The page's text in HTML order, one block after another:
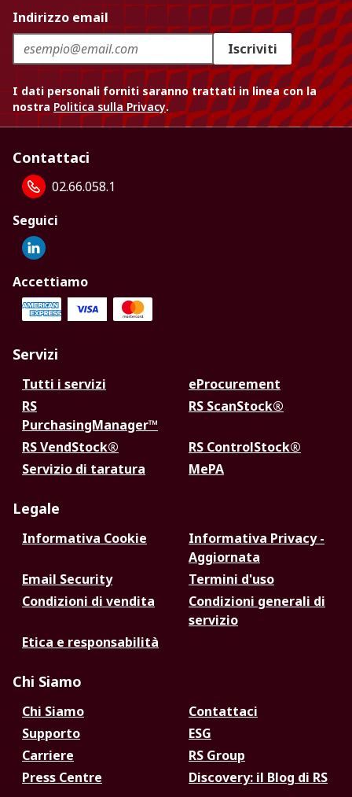
Indirizzo email
Iscriviti
I dati personali forniti saranno trattati in linea con la
nostra Politica sulla Privacy.
Contattaci
02.66.058.1
Seguici
Accettiamo
Servizi
Tutti i servizi
eProcurement
RS
PurchasingManager™
RS ScanStock®
RS VendStock®
RS ControlStock®
Servizio di taratura
MePA
Legale
Informativa Cookie
Informativa Privacy -
Aggiornata
Email Security
Termini d'uso
Condizioni di vendita
Condizioni generali di
servizio
Etica e responsabilità
Chi Siamo
Chi Siamo
Contattaci
Supporto
ESG
Carriere
RS Group
Press Centre
Discovery: il Blog di RS